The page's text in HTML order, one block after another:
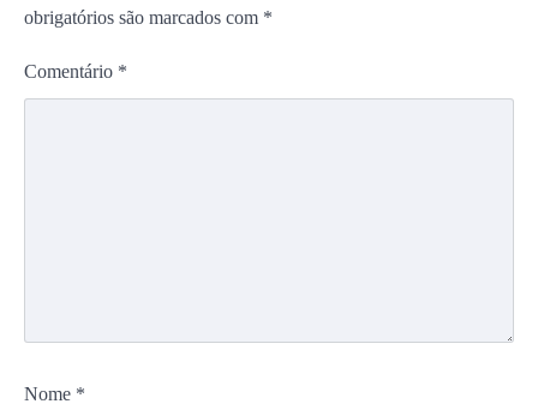
obrigatórios são marcados com *
Comentário *
Nome *